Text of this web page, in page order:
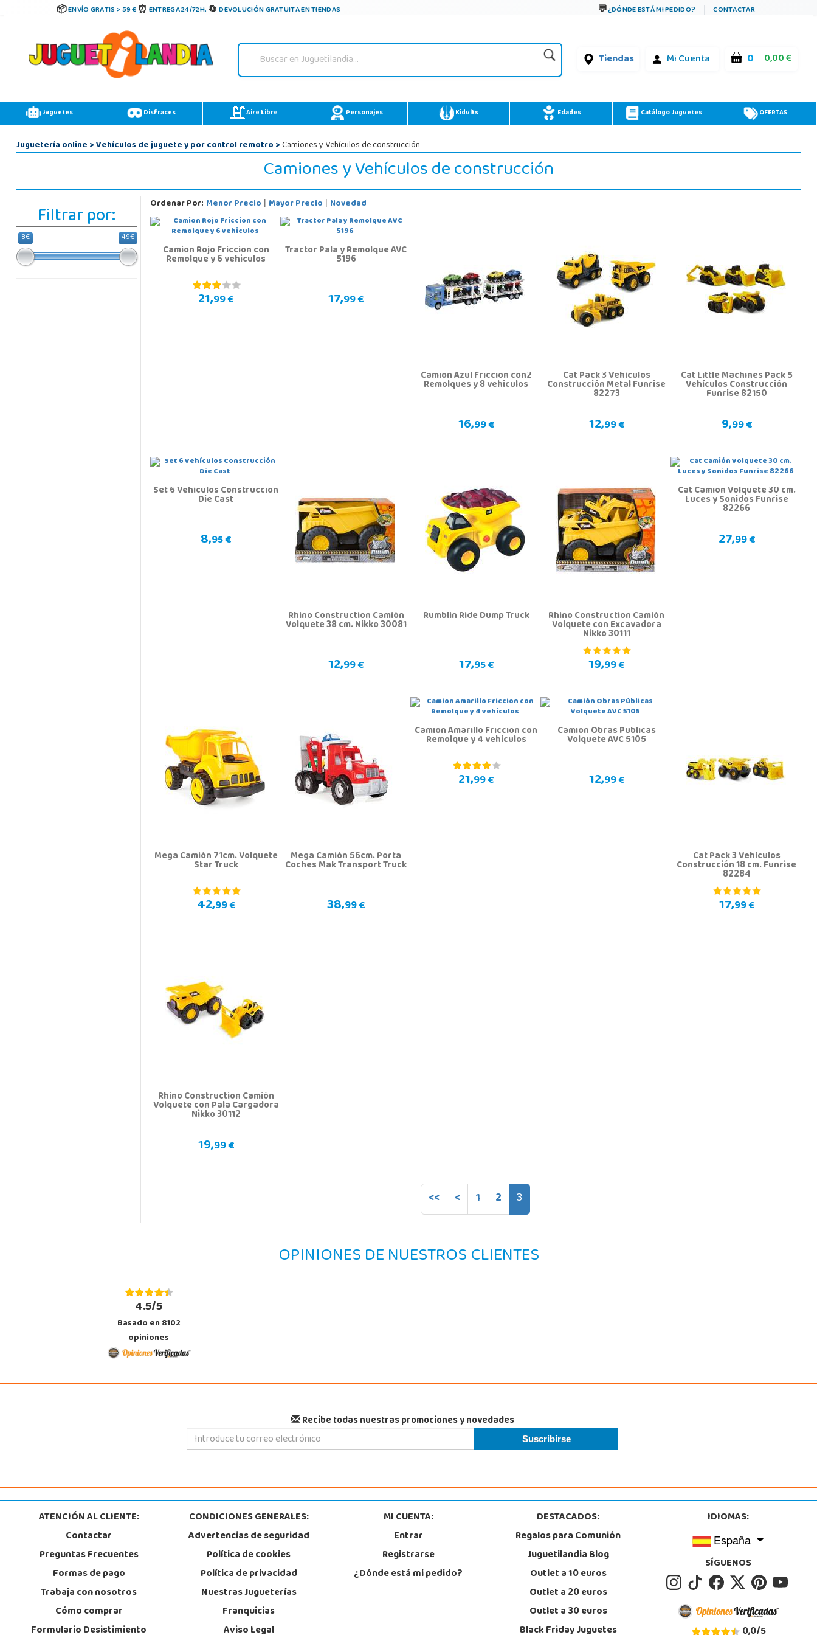
ENVÍO GRATIS > 59 € ENTREGA 24/72H. DEVOLUCIÓN GRATUITA EN TIENDAS ¿DÓNDE ESTÁ MI PEDIDO? CONTACTAR
Tiendas Mi Cuenta 0 0,00 €
Juguetes Disfraces Aire Libre Personajes Kidults Edades Catálogo Juguetes OFERTAS
Juguetería online>Vehículos de juguete y por control remotro>Camiones y Vehículos de construcción
Camiones y Vehículos de construcción
Filtrar por:
8€ 49€
Ordenar Por: Menor Precio | Mayor Precio | Novedad
Camion Rojo Friccion con
Remolque y 6 vehiculos
21,99 €
Tractor Pala y Remolque AVC
5196
17,99 €
Camion Azul Friccion con2
Remolques y 8 vehiculos
16,99 €
Cat Pack 3 Vehículos
Construcción Metal Funrise
82273
12,99 €
Cat Little Machines Pack 5
Vehículos Construcción
Funrise 82150
9,99 €
Set 6 Vehículos Construcción
Die Cast
8,95 €
Rhino Construction Camión
Volquete 38 cm. Nikko 30081
12,99 €
Rumblin Ride Dump Truck
17,95 €
Rhino Construction Camión
Volquete con Excavadora
Nikko 30111
19,99 €
Cat Camión Volquete 30 cm.
Luces y Sonidos Funrise
82266
27,99 €
Mega Camión 71cm. Volquete
Star Truck
42,99 €
Mega Camión 56cm. Porta
Coches Mak Transport Truck
38,99 €
Camion Amarillo Friccion con
Remolque y 4 vehiculos
21,99 €
Camión Obras Públicas
Volquete AVC 5105
12,99 €
Cat Pack 3 Vehículos
Construcción 18 cm. Funrise
82284
17,99 €
Rhino Construction Camión
Volquete con Pala Cargadora
Nikko 30112
19,99 €
<< < 1 2 3
OPINIONES DE NUESTROS CLIENTES
4.5/5
Basado en 8102
opiniones
Recibe todas nuestras promociones y novedades
ATENCIÓN AL CLIENTE:
Contactar
Preguntas Frecuentes
Formas de pago
Trabaja con nosotros
Cómo comprar
Formulario Desistimiento
CONDICIONES GENERALES:
Advertencias de seguridad
Política de cookies
Política de privacidad
Nuestras Jugueterías
Franquicias
Aviso Legal
MI CUENTA:
Entrar
Registrarse
¿Dónde está mi pedido?
DESTACADOS:
Regalos para Comunión
Juguetilandia Blog
Outlet a 10 euros
Outlet a 20 euros
Outlet a 30 euros
Black Friday Juguetes
IDIOMAS:
España
SÍGUENOS